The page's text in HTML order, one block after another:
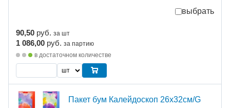
выбрать
90,50 руб. за шт
1 086,00 руб. за партию
в достаточном количестве
Пакет бум Калейдоскоп 26х32см/G